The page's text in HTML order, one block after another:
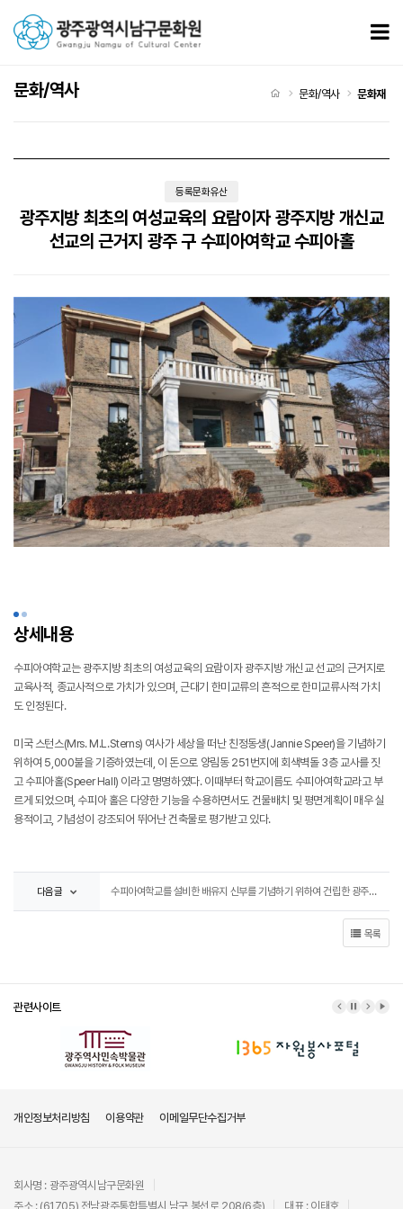
문화/역사 처음으로
문화/역사 문화재
등록문화유산
광주지방 최초의 여성교육의 요람이자 광주지방 개신교
선교의 근거지 광주 구 수피아여학교 수피아홀
상세내용
수피아여학교는 광주지방 최초의 여성교육의 요람이자 광주지방 개신교 선교의 근거지로
교육사적, 종교사적으로 가치가 있으며, 근대기 한미교류의 흔적으로 한미교류사적 가치
도 인정된다.
미국 스턴스(Mrs. M.L.Sterns) 여사가 세상을 떠난 친정동생(Jannie Speer)을 기념하기
위하여 5,000불을 기증하였는데, 이 돈으로 양림동 251번지에 회색벽돌 3층 교사를 짓
고 수피아홀(Speer Hall) 이라고 명명하였다. 이때부터 학교이름도 수피아여학교라고 부
르게 되었으며, 수피아 홀은 다양한 기능을 수용하면서도 건물배치 및 평면계획이 매우 실
용적이고, 기념성이 강조되어 뛰어난 건축물로 평가받고 있다.
다음글 수피아여학교를 설비한 배유지 신부를 기념하기 위하여 건립한 광주 구 수피아여학교 커티스메모리얼홀
목록
관련사이트 이전 배너
배너 정지
다음 배
배
개인정보처리방침 이용약관 이메일무단수집거부
회사명 : 광주광역시남구문화원
주소 : (61705) 전남광주통합특별시 남구 봉선로 208(6층)
대표 : 이태호